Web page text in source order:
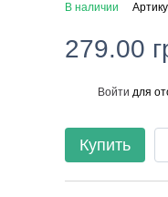
В наличии
279.00
Войти для
Купить